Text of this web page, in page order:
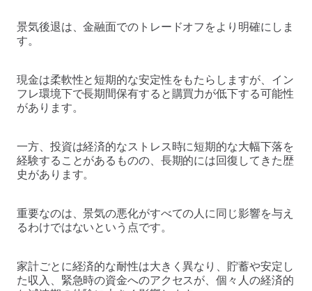
景気後退は、金融面でのトレードオフをより明確にしま
す。
現金は柔軟性と短期的な安定性をもたらしますが、イン
フレ環境下で長期間保有すると購買力が低下する可能性
があります。
一方、投資は経済的なストレス時に短期的な大幅下落を
経験することがあるものの、長期的には回復してきた歴
史があります。
重要なのは、景気の悪化がすべての人に同じ影響を与え
るわけではないという点です。
家計ごとに経済的な耐性は大きく異なり、貯蓄や安定し
た収入、緊急時の資金へのアクセスが、個々人の経済的